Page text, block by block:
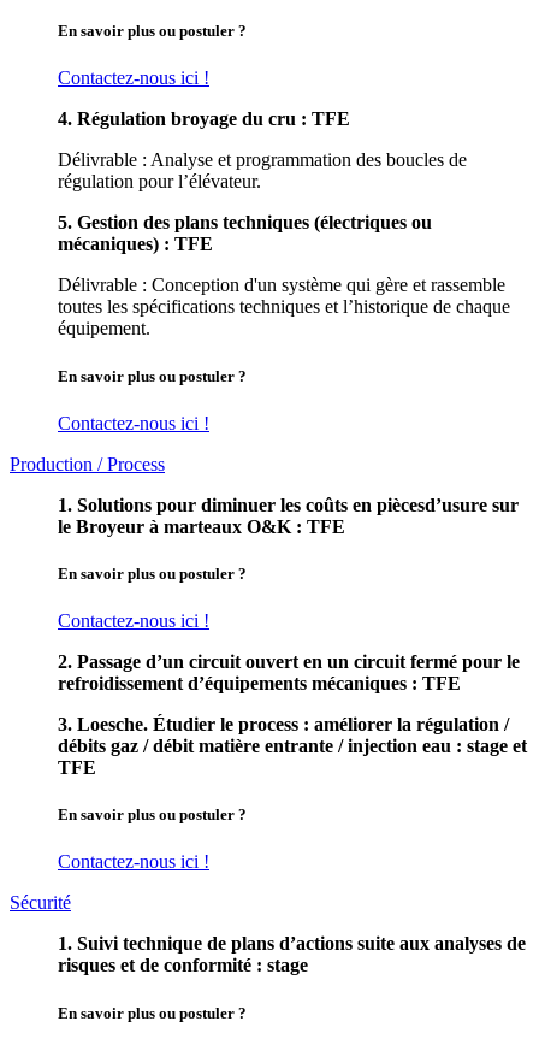
En savoir plus ou postuler ?
Contactez-nous ici !
4. Régulation broyage du cru : TFE
Délivrable : Analyse et programmation des boucles de
régulation pour l’élévateur.
5. Gestion des plans techniques (électriques ou
mécaniques) : TFE
Délivrable : Conception d'un système qui gère et rassemble
toutes les spécifications techniques et l’historique de chaque
équipement.
En savoir plus ou postuler ?
Contactez-nous ici !
Production / Process
1. Solutions pour diminuer les coûts en piècesd’usure sur
le Broyeur à marteaux O&K : TFE
En savoir plus ou postuler ?
Contactez-nous ici !
2. Passage d’un circuit ouvert en un circuit fermé pour le
refroidissement d’équipements mécaniques : TFE
3. Loesche. Étudier le process : améliorer la régulation /
débits gaz / débit matière entrante / injection eau : stage et
TFE
En savoir plus ou postuler ?
Contactez-nous ici !
Sécurité
1. Suivi technique de plans d’actions suite aux analyses de
risques et de conformité : stage
En savoir plus ou postuler ?